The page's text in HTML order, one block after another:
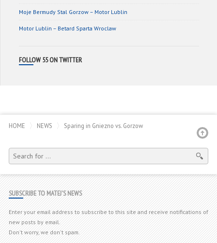
Moje Bermudy Stal Gorzow – Motor Lublin
Motor Lublin – Betard Sparta Wroclaw
FOLLOW 55 ON TWITTER
HOME NEWS Sparing in Gniezno vs. Gorzow
SEARCH
FOR:
SUBSCRIBE TO MATEJ'S NEWS
Enter your email address to subscribe to this site and receive notifications of
new posts by email.
Don't worry, we don't spam.